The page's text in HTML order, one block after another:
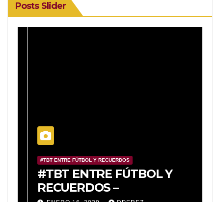
Posts Slider
#TBT ENTRE FÚTBOL Y RECUERDOS
#TBT ENTRE FÚTBOL Y
RECUERDOS –